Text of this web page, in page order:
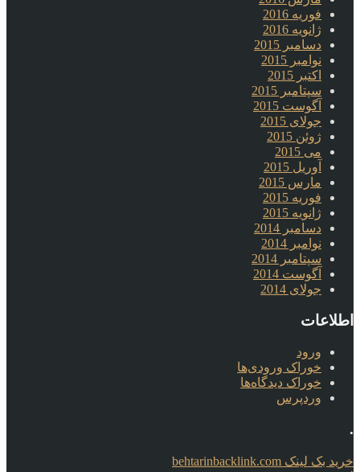
فوریه 2016
ژانویه 2016
دسامبر 2015
نوامبر 2015
اکتبر 2015
سپتامبر 2015
آگوست 2015
جولای 2015
ژوئن 2015
می 2015
آوریل 2015
مارس 2015
فوریه 2015
ژانویه 2015
دسامبر 2014
نوامبر 2014
سپتامبر 2014
آگوست 2014
جولای 2014
اطلاعات
ورود
خوراک ورودی‌ها
خوراک دیدگاه‌ها
وردپرس
.
خرید بک لینک behtarinbacklink.com